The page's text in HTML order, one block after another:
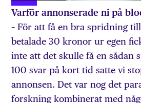
Varför annonserade ni på
– För att få en bra spridning
betalade 30 kronor ur egen
inte att det skulle få en sådan
100 svar på kort tid satte vi
annonsen. Det var nog det
forskning kombinerat med